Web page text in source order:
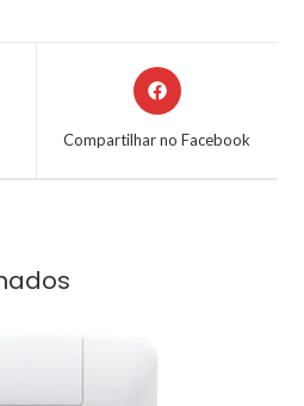
Compartilhar no Facebook